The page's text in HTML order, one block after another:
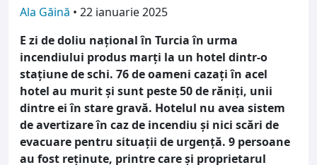
Ala Găină • 22 ianuarie 2025
E zi de doliu național în Turcia în urma
incendiului produs marți la un hotel dintr-o
stațiune de schi. 76 de oameni cazați în acel
hotel au murit și sunt peste 50 de răniți, unii
dintre ei în stare gravă. Hotelul nu avea sistem
de avertizare în caz de incendiu și nici scări de
evacuare pentru situații de urgență. 9 persoane
au fost reținute, printre care și proprietarul